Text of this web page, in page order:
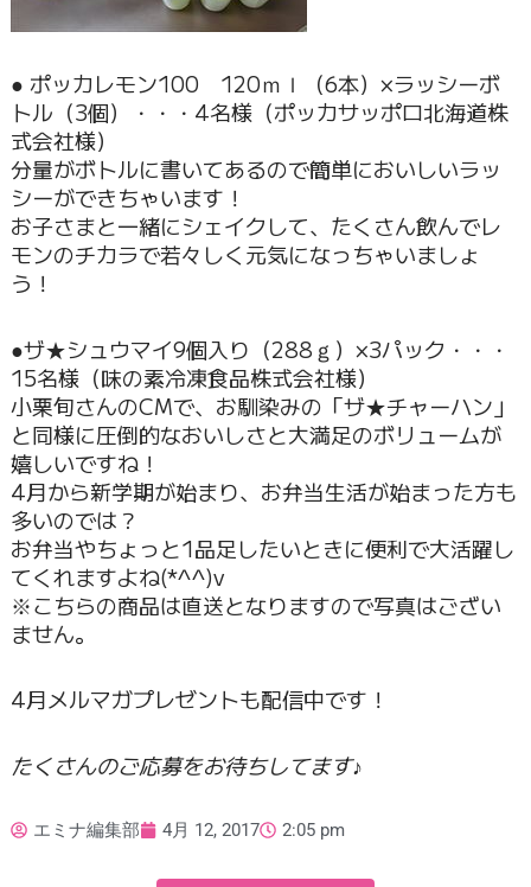
● ポッカレモン100 120ｍｌ（6本）×ラッシーボ
トル（3個）・・・4名様（ポッカサッポロ北海道株
式会社様）
分量がボトルに書いてあるので簡単においしいラッ
シーができちゃいます！
お子さまと一緒にシェイクして、たくさん飲んでレ
モンのチカラで若々しく元気になっちゃいましょ
う！
●ザ★シュウマイ9個入り（288ｇ）×3パック・・・
15名様（味の素冷凍食品株式会社様）
小栗旬さんのCMで、お馴染みの「ザ★チャーハン」
と同様に圧倒的なおいしさと大満足のボリュームが
嬉しいですね！
4月から新学期が始まり、お弁当生活が始まった方も
多いのでは？
お弁当やちょっと1品足したいときに便利で大活躍し
てくれますよね(*^^)v
※こちらの商品は直送となりますので写真はござい
ません。
4月メルマガプレゼントも配信中です！
たくさんのご応募をお待ちしてます♪
エミナ編集部 4月 12, 2017 2:05 pm